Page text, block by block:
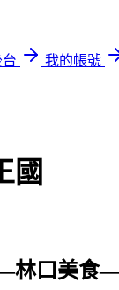
我的帳號
國
林口美食